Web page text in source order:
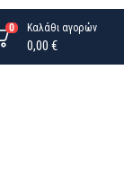
0 Καλάθι αγορών
0,00 €